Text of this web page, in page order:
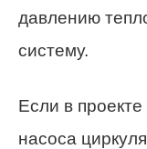
давлению
систему.
Если в
насоса